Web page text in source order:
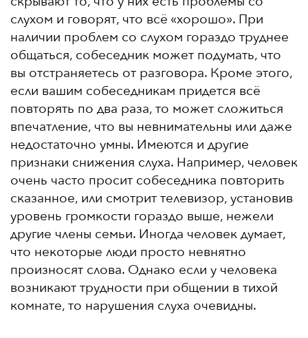
слухом и говорят, что всё «хорошо». При
наличии проблем со слухом гораздо труднее
общаться, собеседник может подумать, что
вы отстраняетесь от разговора. Кроме этого,
если вашим собеседникам придется всё
повторять по два раза, то может сложиться
впечатление, что вы невнимательны или даже
недостаточно умны. Имеются и другие
признаки снижения слуха. Например, человек
очень часто просит собеседника повторить
сказанное, или смотрит телевизор, установив
уровень громкости гораздо выше, нежели
другие члены семьи. Иногда человек думает,
что некоторые люди просто невнятно
произносят слова. Однако если у человека
возникают трудности при общении в тихой
комнате, то нарушения слуха очевидны.